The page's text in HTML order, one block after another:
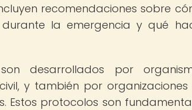
recomendaciones sobre
la emergencia y qué
desarrollados por
y también por organizaciones
Estos protocolos son